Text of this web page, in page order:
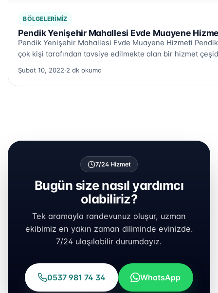
BÖLGELERIMIZ
Pendik Yenişehir Mahallesi Evde Muayene
Pendik Yenişehir Mahallesi Evde Muayene Hizmeti
çok kişi tarafından tavsiye edilmekte olan bir hizmet
Şubat 10, 2022·2 dk okuma
7/24 Hizmet
Bugün size nasıl yardımcı
olabiliriz?
Tek aramayla randevunuz oluşur, uzman
ekibimiz en yakın zaman diliminde evinizde.
7/24 ulaşılabilir durumdayız.
0537 981 74 34 WhatsApp